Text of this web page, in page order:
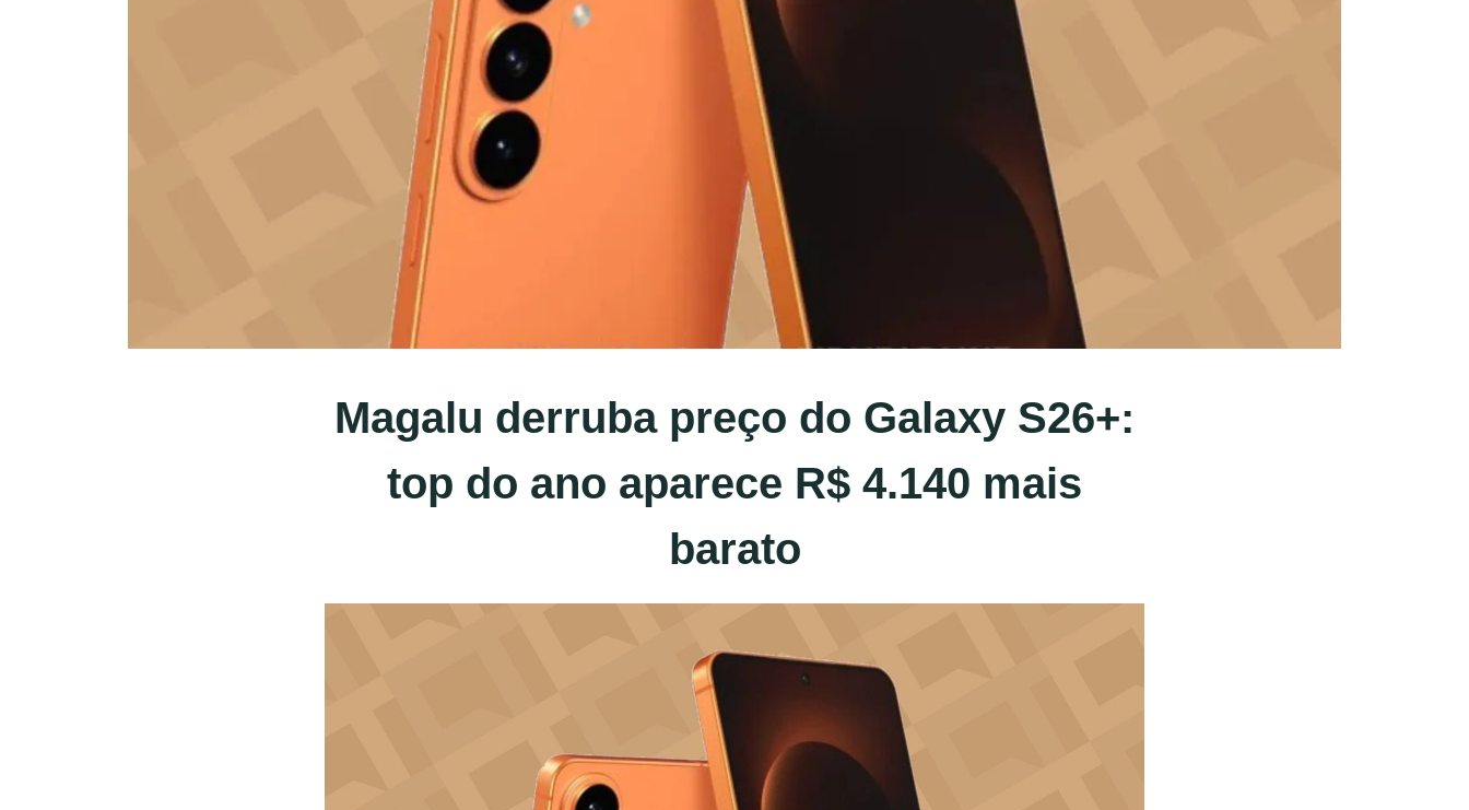
Magalu derruba preço do Galaxy S26+:
top do ano aparece R$ 4.140 mais
barato